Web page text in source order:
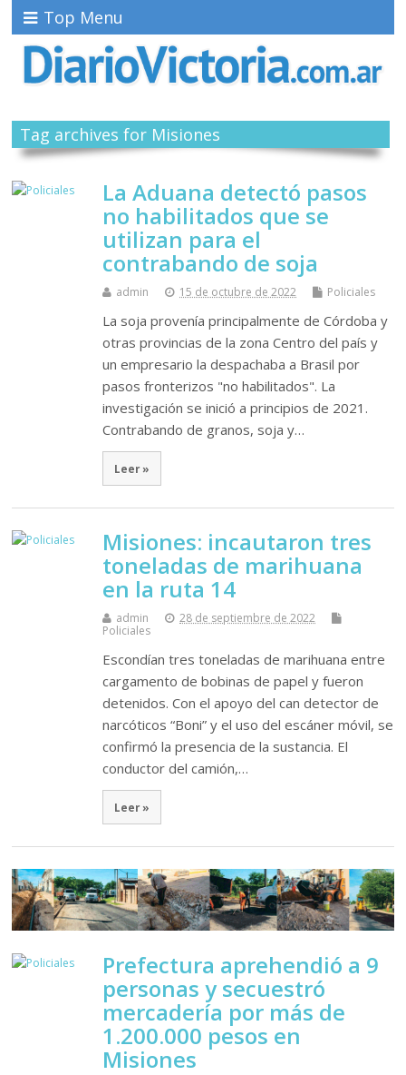
Top Menu
Tag archives for Misiones
La Aduana detectó pasos
no habilitados que se
utilizan para el
contrabando de soja
admin 15 de octubre de 2022 Policiales
La soja provenía principalmente de Córdoba y
otras provincias de la zona Centro del país y
un empresario la despachaba a Brasil por
pasos fronterizos "no habilitados". La
investigación se inició a principios de 2021.
Contrabando de granos, soja y…
Leer »
Misiones: incautaron tres
toneladas de marihuana
en la ruta 14
admin
28 de septiembre de 2022
Policiales
Escondían tres toneladas de marihuana entre
cargamento de bobinas de papel y fueron
detenidos. Con el apoyo del can detector de
narcóticos “Boni” y el uso del escáner móvil, se
confirmó la presencia de la sustancia. El
conductor del camión,…
Leer »
Prefectura aprehendió a 9
personas y secuestró
mercadería por más de
1.200.000 pesos en
Misiones